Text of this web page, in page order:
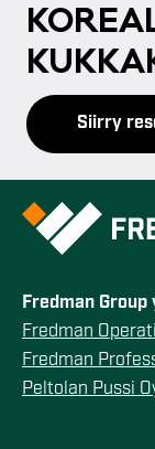
Siirry
Fredman Group
Fredman
Fredman
Peltolan Pussi